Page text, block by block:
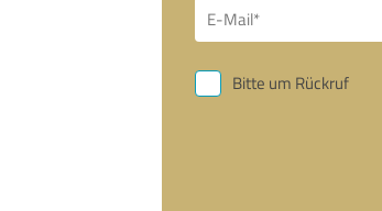
Bitte um Rückruf